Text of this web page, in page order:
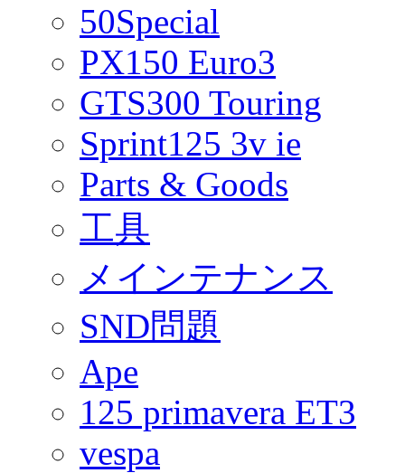
50Special
PX150 Euro3
GTS300 Touring
Sprint125 3v ie
Parts & Goods
工具
メインテナンス
SND問題
Ape
125 primavera ET3
vespa